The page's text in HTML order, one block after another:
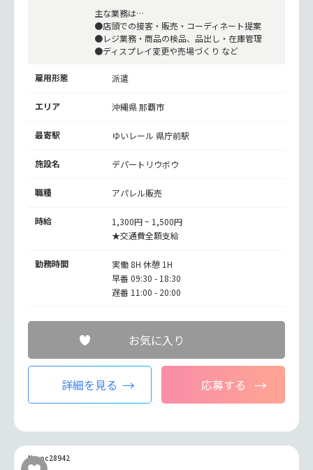
主な業務は…
●店頭での接客・販売・コーディネート提案
●レジ業務・商品の検品、品出し・在庫管理
●ディスプレイ変更や売場づくり など
雇用形態 派遣
エリア 沖縄県 那覇市
最寄駅 ゆいレール 県庁前駅
施設名 デパートリウボウ
職種 アパレル販売
時給
1,300円 ~ 1,500円
★交通費全額支給
勤務時間
実働 8H 休憩 1H
早番 09:30 - 18:30
遅番 11:00 - 20:00
お気に入り
詳細を見る 応募する
No.oc28942